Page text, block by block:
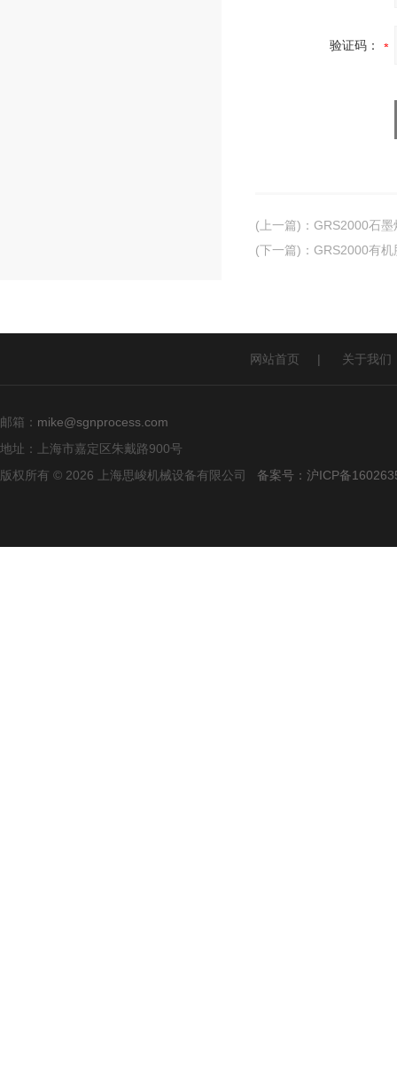
验证码：
(上一篇) ： GRS2000石
(下一篇) ： GRS2000有
网站首页 | 关于我们
邮箱： mike@sgnprocess.com
地址：上海市嘉定区朱戴路900号
版权所有 © 2026 上海思峻机械设备有限公司 备案号：沪ICP备